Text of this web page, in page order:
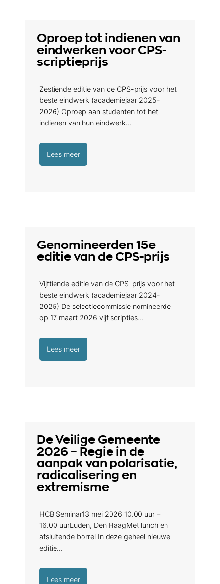
Oproep tot indienen van
eindwerken voor CPS-
scriptieprijs
Zestiende editie van de CPS-prijs voor het
beste eindwerk (academiejaar 2025-
2026) Oproep aan studenten tot het
indienen van hun eindwerk…
Lees meer
Genomineerden 15e
editie van de CPS-prijs
Vijftiende editie van de CPS-prijs voor het
beste eindwerk (academiejaar 2024-
2025) De selectiecommissie nomineerde
op 17 maart 2026 vijf scripties…
Lees meer
De Veilige Gemeente
2026 – Regie in de
aanpak van polarisatie,
radicalisering en
extremisme
HCB Seminar13 mei 2026 10.00 uur –
16.00 uurLuden, Den HaagMet lunch en
afsluitende borrel In deze geheel nieuwe
editie…
Lees meer